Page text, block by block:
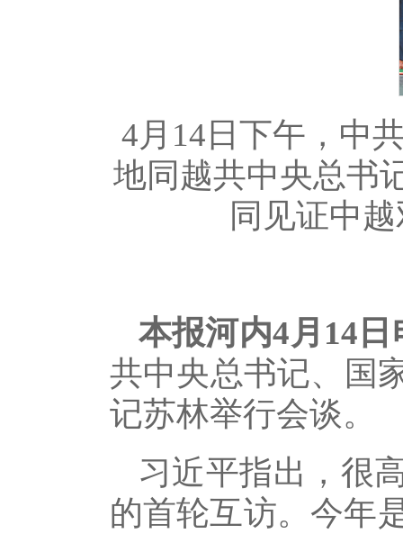
4月14日下午，中
地同越共中央总书
同见证中
本报河内4月14日
共中央总书记、国
记苏林举行会谈。
习近平指出，很
的首轮互访。今年